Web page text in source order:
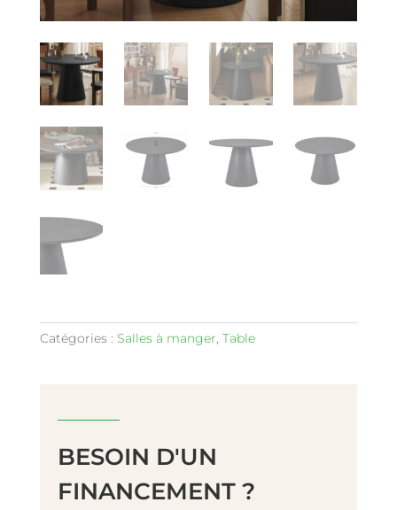
Catégories : Salles à manger, Table
BESOIN D'UN
FINANCEMENT ?